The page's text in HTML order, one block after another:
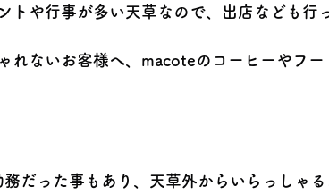
トや行事が多い天草なので、出店なども行
れないお客様へ、macoteのコーヒーやフー
だった事もあり、天草外からいらっしゃる